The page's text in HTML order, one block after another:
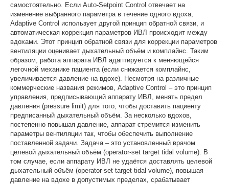
самостоятельно. Если Auto-Setpoint Control отвечает на
изменение выбранного параметра в течение одного вдоха,
Adaptive Control использует другой принцип обратной связи, и
автоматическая коррекция параметров ИВЛ происходит между
вдохами. Этот принцип обратной связи для коррекции параметров
вентиляции оценивает дыхательный объём и комплайнс. Таким
образом, работа аппарата ИВЛ адаптируется к меняющейся
легочной механике пациента (если снижается комплайнс,
увеличивается давление на вдохе). Несмотря на различные
коммерческие названия режимов, Adaptive Control – это принцип
управления, предписывающий аппарату ИВЛ, менять предел
давления (pressure limit) для того, чтобы доставить пациенту
предписанный дыхательный объём. За несколько вдохов,
постепенно повышая давление, аппарат стремится изменить
параметры вентиляции так, чтобы обеспечить выполнение
поставленной задачи. Задача – это установленный врачом
целевой дыхательный объём (operator-set target tidal volume). В
том случае, если аппарату ИВЛ не удаётся доставлять целевой
дыхательный объём (operator-set target tidal volume), повышая
давление на вдохе в допустимых пределах, срабатывает